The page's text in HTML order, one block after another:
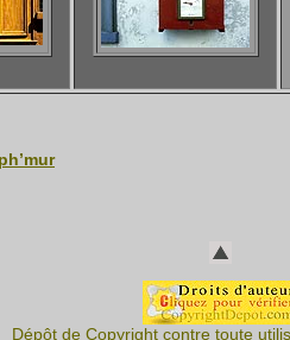
Dépôt de Copyright contre toute